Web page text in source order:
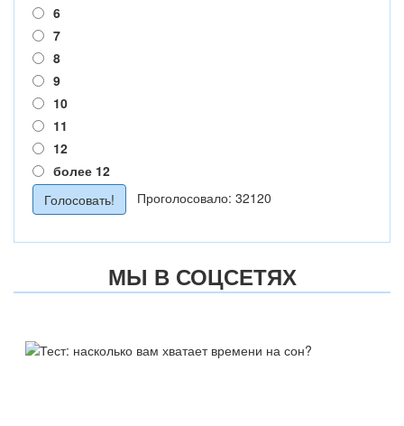
6
7
8
9
10
11
12
более 12
Проголосовало: 32120
МЫ В СОЦСЕТЯХ